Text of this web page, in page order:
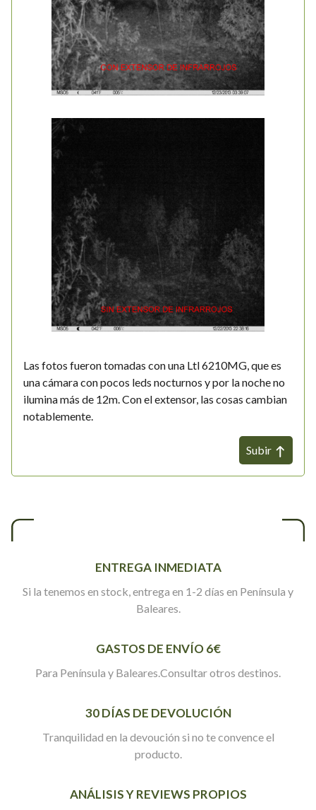
Las fotos fueron tomadas con una Ltl 6210MG, que es
una cámara con pocos leds nocturnos y por la noche no
ilumina más de 12m. Con el extensor, las cosas cambian
notablemente.
Subir
ENTREGA INMEDIATA
Si la tenemos en stock, entrega en 1-2 días en Península y
Baleares.
GASTOS DE ENVÍO 6€
Para Península y Baleares.Consultar otros destinos.
30 DÍAS DE DEVOLUCIÓN
Tranquilidad en la devoución si no te convence el
producto.
ANÁLISIS Y REVIEWS PROPIOS